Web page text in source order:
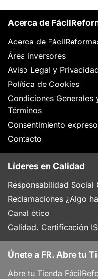
Acerca de
Acerca de
Área inversores
Aviso Legal y Privacidad
Política de Cookies
Condiciones
Términos
Consentimiento
Contacto
Líderes en Calidad
Responsabilidad Social
Reclamaciones ¿Algo
Canal ético
Calidad. Certificación
Únete a FR. Abre tu
Abre tu Tienda